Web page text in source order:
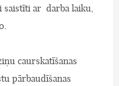
saistīti ar darba laiku,
caurskatīšanas
pārbaudīšanas